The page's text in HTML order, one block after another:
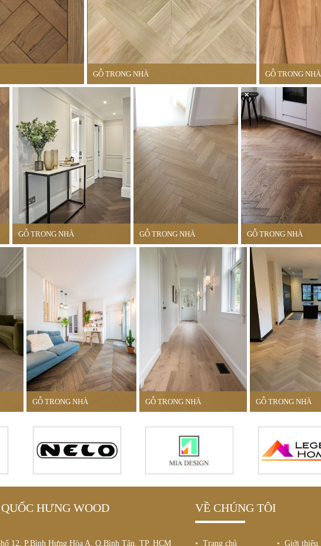
GỖ TRONG NHÀ GỖ TRONG NHÀ
GỖ TRONG NHÀ GỖ TRONG NHÀ GỖ TRONG NHÀ
GỖ TRONG NHÀ GỖ TRONG NHÀ GỖ TRONG NHÀ
HƯNG WOOD
12, P.Bình Hưng Hòa A, Q.Bình Tân, TP. HCM
VỀ CHÚNG TÔI
• Trang chủ • Giới thiệu